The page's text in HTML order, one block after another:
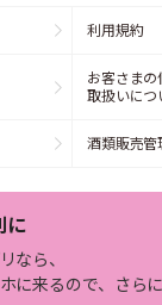
利用規約
お客さまの
取扱いにつ
酒類販売管
に
なら、
に来るので、さらに